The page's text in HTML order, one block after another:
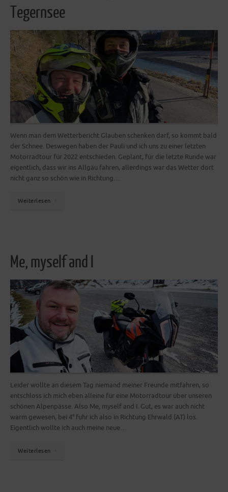
Tegernsee
Wenn man dem Wetterbericht Glauben schenken darf, so kommt bald
der Schnee. Deswegen haben der Pauli und ich uns zu einer letzten
Motorradtour für 2022 entschieden. Geplant, für die letzte Runde war
eigentlich, dass wir ins Allgäu fahren, allerdings war das Wetter dort
nicht ganz so schön wie in Richtung…
Weiterlesen
Me, myself and I
Leider wollte an diesem Tag niemand meiner Freunde mitfahren, so
entschloss ich mich eben alleine für eine Motorradtour über unseren
schönen Alpenpässe. Also Me, myself and I. Gut, es war auch nicht
warm gewesen, bei 4° fuhr ich also in Richtung Ehrwald (AT) los.
Eigentlich wollte ich auch meine neue…
Weiterlesen